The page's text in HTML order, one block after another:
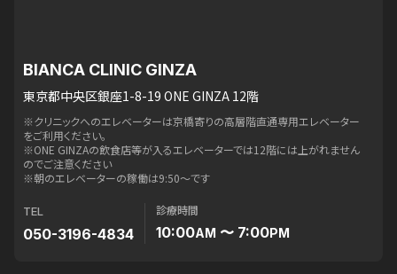
BIANCA CLINIC GINZA
東京都中央区銀座1-8-19 ONE GINZA 12階
※クリニックへのエレベーターは京橋寄りの高層階直通専用エレベーター
をご利用ください。
※ONE GINZAの飲食店等が入るエレベーターでは12階には上がれません
のでご注意ください
※朝のエレベーターの稼働は9:50〜です
TEL
050-3196-4834
診療時間
10:00AM 〜 7:00PM